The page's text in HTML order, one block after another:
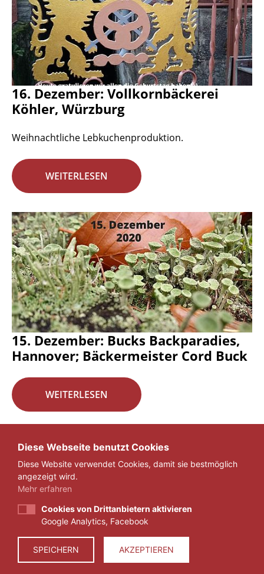
16. Dezember: Vollkornbäckerei
Köhler, Würzburg
Weihnachtliche Lebkuchenproduktion.
WEITERLESEN
15. Dezember: Bucks Backparadies,
Hannover; Bäckermeister Cord Buck
WEITERLESEN
« 1 ... 15 16 17 ... 29 »
IMPRESSUM
DATENSCHUTZ
© 2026 ZEIT FÜR VERANTWORTUNG E.V.
Diese Webseite benutzt Cookies
Diese Website verwendet Cookies, damit sie bestmöglich
angezeigt wird.
Mehr erfahren
Cookies von Drittanbietern aktivieren
Google Analytics, Facebook
SPEICHERN AKZEPTIEREN